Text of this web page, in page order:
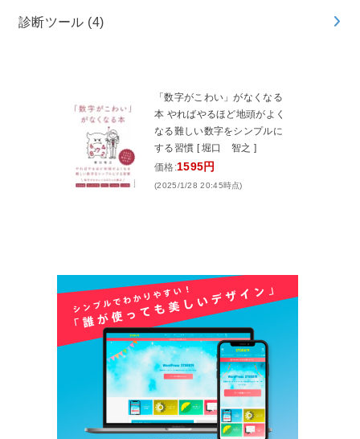
診断ツール (4)
「数字がこわい」がなくなる
本 やればやるほど地頭がよく
なる難しい数字をシンプルに
する習慣 [ 堀口 智之 ]
価格:1595円
(2025/1/28 20:45時点)